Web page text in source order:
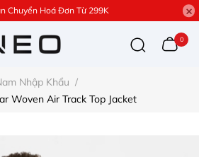
Chuyển Hoá Đơn Từ 299K
0
Nhập Khẩu /
Woven Air Track Top Jacket